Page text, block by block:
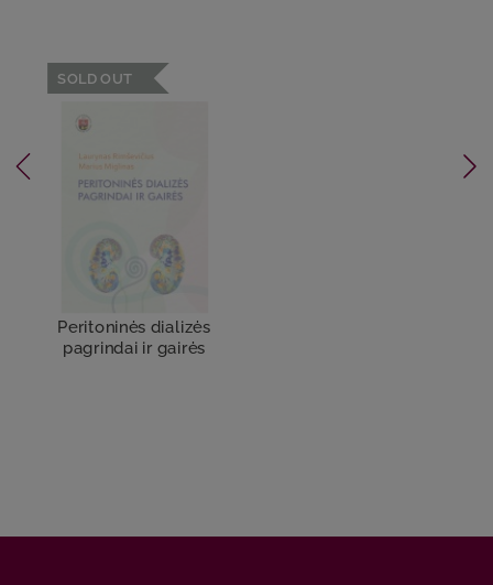
SOLD OUT
Peritoninės dializės
pagrindai ir gairės